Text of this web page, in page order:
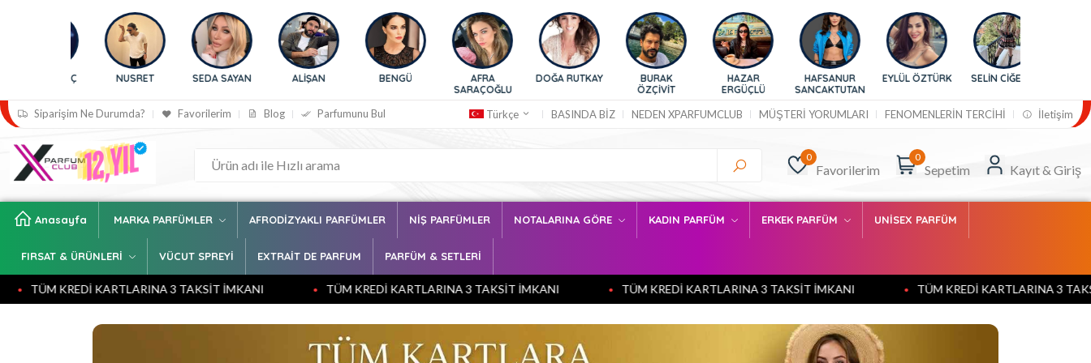
SEDA SAYAN ALİŞAN BENGÜ
AFRA
DOĞA RUTKAY
BURAK
HAZAR
ERGÜÇLÜ
HAFSANUR
SANCAKTUTAN
EYLÜL ÖZTÜRK SELİN CİĞERCİ
BURCU
Siparişim Ne Durumda? Favorilerim Blog Parfumunu Bul Türkçe BASINDA BİZ NEDEN XPARFUMCLUB MÜŞTERİ YORUMLARI FENOMENLERİN TERCİHİ İletişim
0
Favorilerim
0
Sepetim Kayıt & Giriş
Anasayfa MARKA PARFÜMLER AFRODİZYAKLI PARFÜMLER NİŞ PARFÜMLER NOTALARINA GÖRE KADIN PARFÜM ERKEK PARFÜM UNİSEX PARFÜM
FIRSAT & ÜRÜNLERİ VÜCUT SPREYİ EXTRAİT DE PARFUM PARFÜM & SETLERİ
KARTLARINA 3 TAKSİT İMKANI TÜM KREDİ KARTLARINA 3 TAKSİT İMKANI TÜM KREDİ KARTLARINA 3 TAKSİT İMKANI TÜM KREDİ KARTLARINA 3 TAKSİT İMKANI